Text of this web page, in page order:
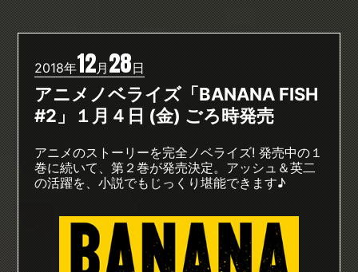
2018年12月 28日
アニメノベライズ「BANANA FISH
#2」１月４日 (金) ごろ時発売
アニメのストーリーを完全ノベライズ! 発売中の１
巻に続いて、第２巻が発売決定。アッシュ＆英二
の活躍を、小説でもじっくり堪能できます♪